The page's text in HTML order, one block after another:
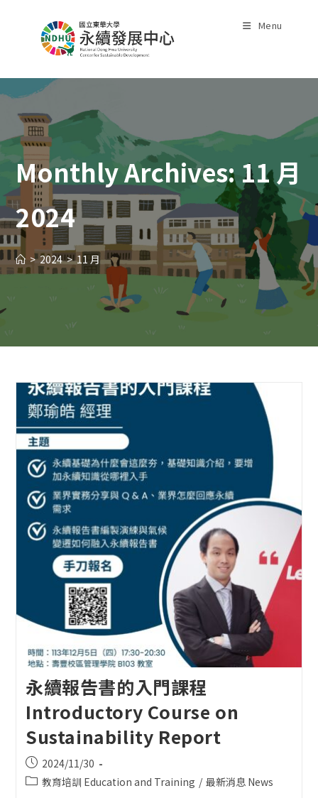
Menu
Monthly Archives: 11 月
2024
> 2024 > 11 月
永續報告書的入門課程
Introductory Course on
Sustainability Report
Post
published:
2024/11/30
Post教育培訓 Education and Training / 最新消息 News